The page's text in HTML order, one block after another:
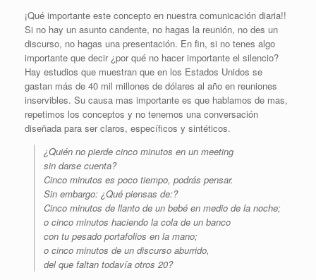
¡Qué importante este concepto en nuestra comunicación diaria!!
Si no hay un asunto candente, no hagas la reunión, no des un
discurso, no hagas una presentación. En fin, si no tenes algo
importante que decir ¿por qué no hacer importante el silencio?
Hay estudios que muestran que en los Estados Unidos se
gastan más de 40 mil millones de dólares al año en reuniones
inservibles. Su causa mas importante es que hablamos de mas,
repetimos los conceptos y no tenemos una conversación
diseñada para ser claros, específicos y sintéticos.
¿Quién no pierde cinco minutos en un meeting
sin darse cuenta?
Cinco minutos es poco tiempo, podrás pensar.
Sin embargo: ¿Qué piensas de:?
Cinco minutos de llanto de un bebé en medio de la noche;
o cinco minutos haciendo la cola de un banco
con tu pesado portafolios en la mano;
o cinco minutos de un discurso aburrido,
del que faltan todavía otros 20?